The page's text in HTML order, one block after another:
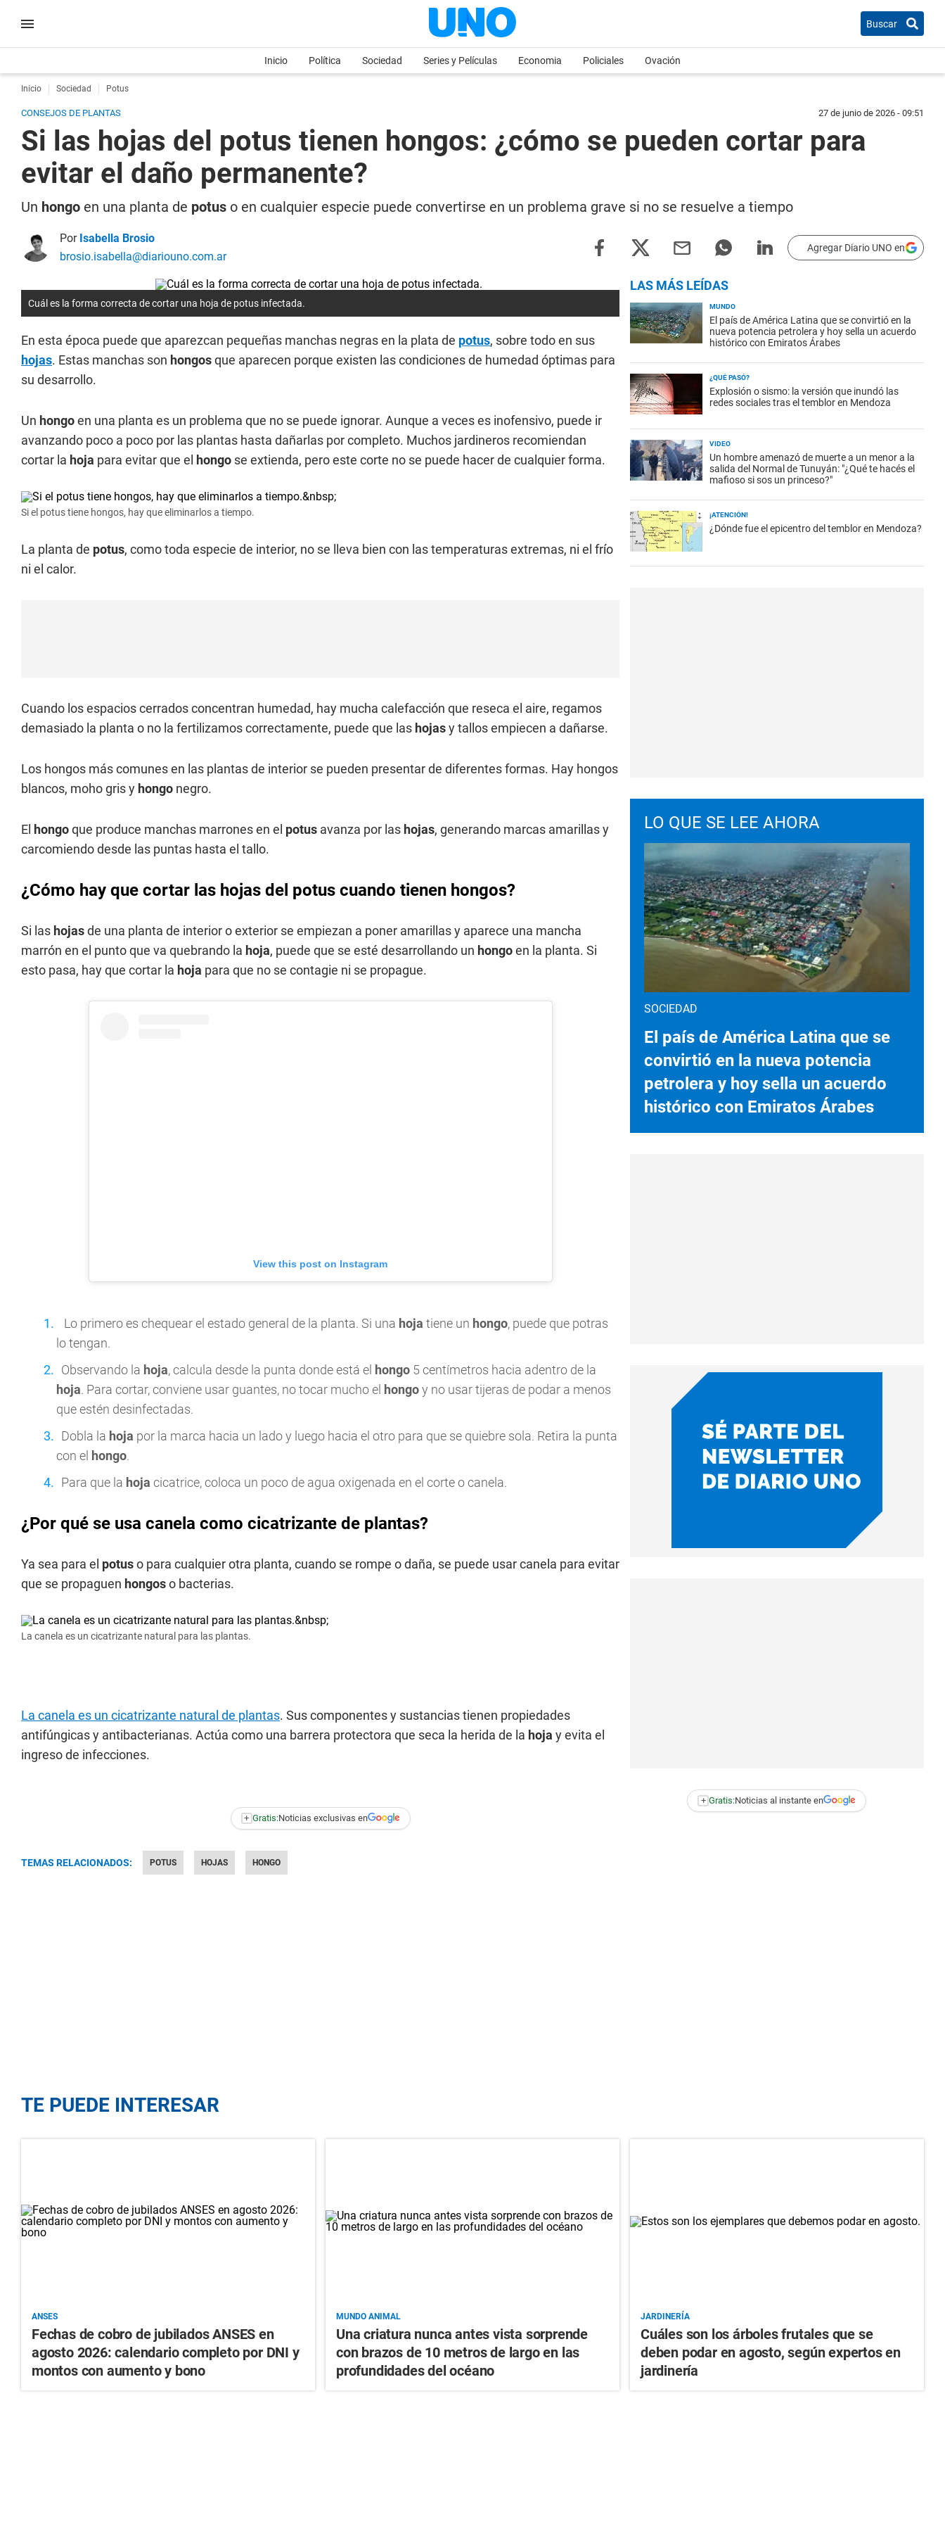
Buscar
Inicio Política Sociedad Series y Películas Economia Policiales Ovación
Inicio Sociedad Potus
CONSEJOS DE PLANTAS 27 de junio de 2026 - 09:51
Si las hojas del potus tienen hongos: ¿cómo se pueden cortar para
evitar el daño permanente?
Un hongo en una planta de potus o en cualquier especie puede convertirse en un problema grave si no se resuelve a tiempo
Por Isabella Brosio
brosio.isabella@diariouno.com.ar
Agregar Diario UNO en
Cuál es la forma correcta de cortar una hoja de potus infectada.
En esta época puede que aparezcan pequeñas manchas negras en la plata de potus, sobre todo en sus
hojas. Estas manchas son hongosque aparecen porque existen las condiciones de humedad óptimas para
su desarrollo.
Un hongoen una planta es un problema que no se puede ignorar. Aunque a veces es inofensivo, puede ir
avanzando poco a poco por las plantas hasta dañarlas por completo. Muchos jardineros recomiendan
cortar la hoja para evitar que el hongo se extienda, pero este corte no se puede hacer de cualquier forma.
Si el potus tiene hongos, hay que eliminarlos a tiempo.
La planta de potus, como toda especie de interior, no se lleva bien con las temperaturas extremas, ni el frío
ni el calor.
Cuando los espacios cerrados concentran humedad, hay mucha calefacción que reseca el aire, regamos
demasiado la planta o no la fertilizamos correctamente, puede que las hojasy tallos empiecen a dañarse.
Los hongos más comunes en las plantas de interior se pueden presentar de diferentes formas. Hay hongos
blancos, moho gris y hongo negro.
El hongoque produce manchas marrones en el potus avanza por las hojas, generando marcas amarillas y
carcomiendo desde las puntas hasta el tallo.
¿Cómo hay que cortar las hojas del potus cuando tienen hongos?
Si las hojasde una planta de interior o exterior se empiezan a poner amarillas y aparece una mancha
marrón en el punto que va quebrando la hoja, puede que se esté desarrollando un hongoen la planta. Si
esto pasa, hay que cortar la hoja para que no se contagie ni se propague.
View this post on Instagram
Lo primero es chequear el estado general de la planta. Si una hoja tiene un hongo, puede que potras
lo tengan.
Observando la hoja, calcula desde la punta donde está el hongo 5 centímetros hacia adentro de la
hoja. Para cortar, conviene usar guantes, no tocar mucho el hongoy no usar tijeras de podar a menos
que estén desinfectadas.
Dobla la hoja por la marca hacia un lado y luego hacia el otro para que se quiebre sola. Retira la punta
con el hongo.
Para que la hoja cicatrice, coloca un poco de agua oxigenada en el corte o canela.
¿Por qué se usa canela como cicatrizante de plantas?
Ya sea para el potuso para cualquier otra planta, cuando se rompe o daña, se puede usar canela para evitar
que se propaguen hongoso bacterias.
La canela es un cicatrizante natural para las plantas.
La canela es un cicatrizante natural de plantas. Sus componentes y sustancias tienen propiedades
antifúngicas y antibacterianas. Actúa como una barrera protectora que seca la herida de la hoja y evita el
ingreso de infecciones.
+ Gratis:Noticias exclusivas en
TEMAS RELACIONADOS: POTUS HOJAS HONGO
LAS MÁS LEÍDAS
MUNDO
El país de América Latina que se convirtió en la
nueva potencia petrolera y hoy sella un acuerdo
histórico con Emiratos Árabes
¿QUÉ PASÓ?
Explosión o sismo: la versión que inundó las
redes sociales tras el temblor en Mendoza
VIDEO
Un hombre amenazó de muerte a un menor a la
salida del Normal de Tunuyán: "¿Qué te hacés el
mafioso si sos un princeso?"
¡ATENCIÓN!
¿Dónde fue el epicentro del temblor en Mendoza?
LO QUE SE LEE AHORA
SOCIEDAD
El país de América Latina que se
convirtió en la nueva potencia
petrolera y hoy sella un acuerdo
histórico con Emiratos Árabes
+ Gratis:Noticias al instante en
TE PUEDE INTERESAR
ANSES
Fechas de cobro de jubilados ANSES en
agosto 2026: calendario completo por DNI y
montos con aumento y bono
MUNDO ANIMAL
Una criatura nunca antes vista sorprende
con brazos de 10 metros de largo en las
profundidades del océano
JARDINERÍA
Cuáles son los árboles frutales que se
deben podar en agosto, según expertos en
jardinería